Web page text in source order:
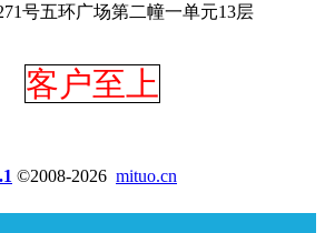
号五环广场第二幢一单元13层
客户至上
©2008-2026 mituo.cn